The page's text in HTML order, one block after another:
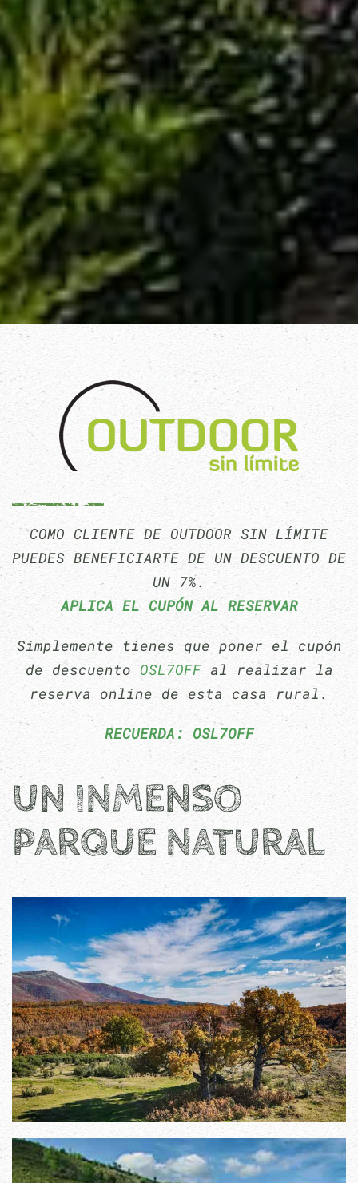
COMO CLIENTE DE OUTDOOR SIN LÍMITE
PUEDES BENEFICIARTE DE UN DESCUENTO DE
UN 7%.
APLICA EL CUPÓN AL RESERVAR
Simplemente tienes que poner el cupón
de descuento OSL7OFFal realizar la
reserva online de esta casa rural.
RECUERDA: OSL7OFF
UN INMENSO
PARQUE NATURAL